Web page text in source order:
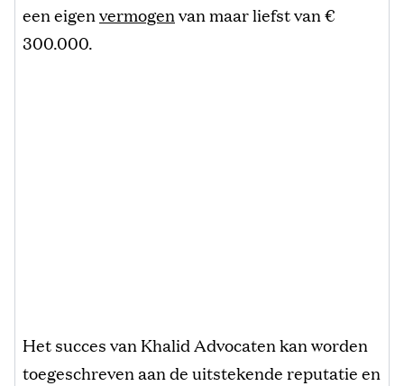
een eigenvermogenvan maar liefst van €
300.000.
Het succes van Khalid Advocaten kan worden
toegeschreven aan de uitstekende reputatie en